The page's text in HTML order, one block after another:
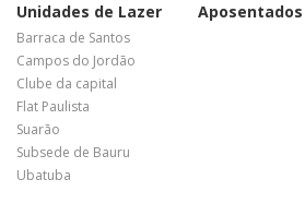
Unidades de Lazer
Barraca de Santos
Campos do Jordão
Clube da capital
Flat Paulista
Suarão
Subsede de Bauru
Ubatuba
Aposentados